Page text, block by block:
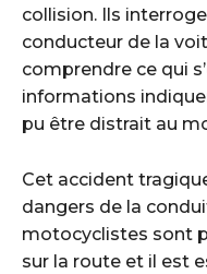
collision. Ils
conducteur de la
comprendre ce qui
informations
pu être distrait au
Cet accident
dangers de la
motocyclistes sont
sur la route et il est